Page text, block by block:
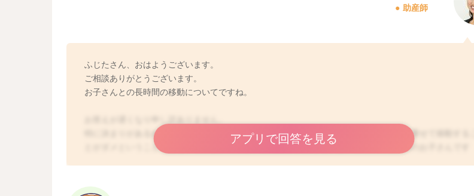
助産師
ふじたさん、おはようございます。
ご相談ありがとうございます。
お子さんとの長時間の移動についてですね。
特に決まりがあるわけではありませんので、首がすわっていない月齢のお子さんを車に乗せて移動するこ
とがダメということではないですよ。ですが、まだ首がすわっていないくらいの低月齢のお子さんです
もいらっしゃいます。大人でも慣れない環境や長時間の移動で疲れますよね。お子さんの場合は尚更で
アプリで回答を見る